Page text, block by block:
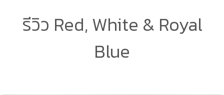
รีวิว Red, White & Royal
Blue